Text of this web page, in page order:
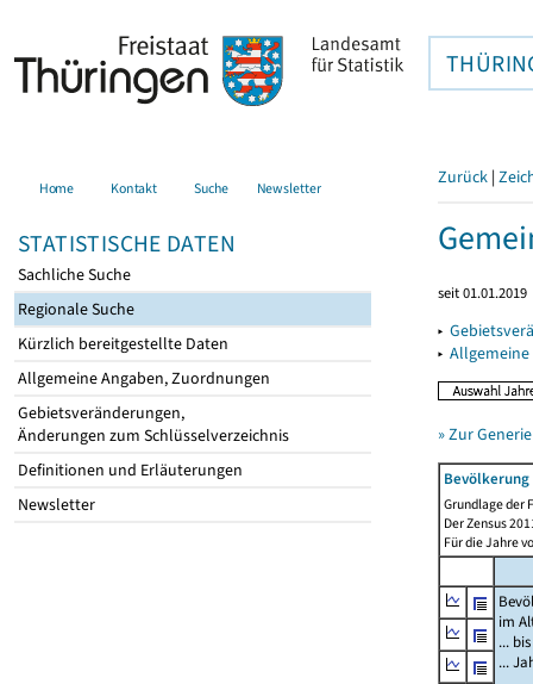
Home Kontakt Suche Newsletter
STATISTISCHE DATEN
Sachliche Suche
Regionale Suche
Kürzlich bereitgestellte Daten
Allgemeine Angaben, Zuordnungen
Gebietsveränderungen,
Änderungen zum Schlüsselverzeichnis
Definitionen und Erläuterungen
Newsletter
Zurück |
seit 01.01.2019
▸
▸
» Zur
Grundlage der
Der Zensus
Für die Jahre
im
...
...